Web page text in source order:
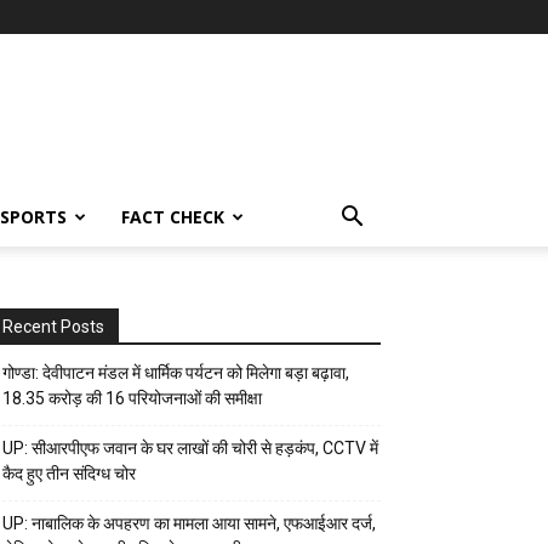
SPORTS FACT CHECK
Recent Posts
गोण्डा: देवीपाटन मंडल में धार्मिक पर्यटन को मिलेगा बड़ा बढ़ावा,
18.35 करोड़ की 16 परियोजनाओं की समीक्षा
UP: सीआरपीएफ जवान के घर लाखों की चोरी से हड़कंप, CCTV में
कैद हुए तीन संदिग्ध चोर
UP: नाबालिक के अपहरण का मामला आया सामने, एफआईआर दर्ज,